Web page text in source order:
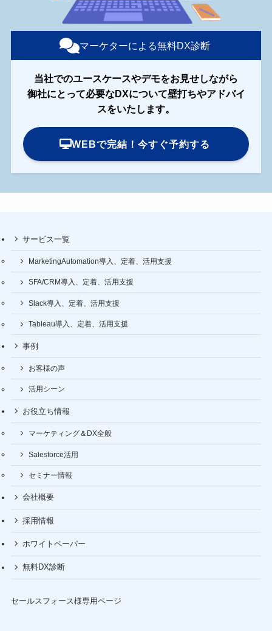
マーケターによる無料DX診断
当社でのユースケースやデモをお見せしながら
御社にとって必要なDXについて壁打ちやアドバイ
スをいたします。
WEBで完結！今すぐ予約する
サービス一覧
MarketingAutomation導入、定着、活用支援
SFA/CRM導入、定着、活用支援
Slack導入、定着、活用支援
Tableau導入、定着、活用支援
事例
お客様の声
活用シーン
お役立ち情報
マーケティング＆DX全般
Salesforce活用
セミナー情報
会社概要
採用情報
ホワイトペーパー
無料DX診断
セールスフォース様専用ページ